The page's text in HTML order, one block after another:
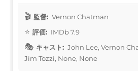
監督: Vernon Chatman
評価: IMDb 7.9
キャスト: John Lee, Vernon
Jim Tozzi, None, None